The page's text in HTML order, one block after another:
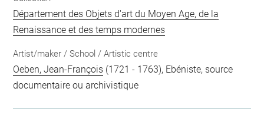
Département des Objets d'art du Moyen Age, de la
Renaissance et des temps modernes
Artist/maker / School / Artistic centre
Oeben, Jean-François (1721 - 1763), Ebéniste, source
documentaire ou archivistique